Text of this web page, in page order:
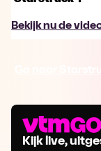
Bekijk nu de
Kijk live,